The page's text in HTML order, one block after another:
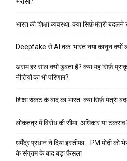
भारत की शिक्षा व्यवस्था: क्या सिर्फ़ मंत्री
Deepfake से AI तक: भारत नया कानून क्यों
असम हर साल क्यों डूबता है? क्या यह सिर्फ़
नीतियों का भी परिणाम?
शिक्षा संकट के बाद का भारत: क्या सिर्फ़ मंत्री
लोकतंत्र में विरोध की सीमा: अधिकार या
धर्मेंद्र प्रधान ने दिया इस्तीफा… PM मोदी को
के संग्राम के बाद बड़ा फैसला